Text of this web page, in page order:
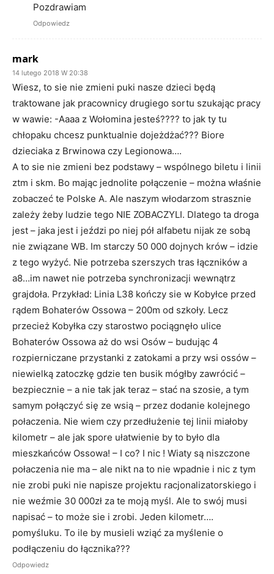
Pozdrawiam
Odpowiedz
mark
14 lutego 2018 W 20:38
Wiesz, to sie nie zmieni puki nasze dzieci będą
traktowane jak pracownicy drugiego sortu szukając pracy
w wawie: -Aaaa z Wołomina jesteś???? to jak ty tu
chłopaku chcesz punktualnie dojeżdżać??? Biore
dzieciaka z Brwinowa czy Legionowa….
A to sie nie zmieni bez podstawy – wspólnego biletu i linii
ztm i skm. Bo mając jednolite połączenie – można właśnie
zobaczeć te Polske A. Ale naszym włodarzom strasznie
zależy żeby ludzie tego NIE ZOBACZYLI. Dlatego ta droga
jest – jaka jest i jeździ po niej pół alfabetu nijak ze sobą
nie związane WB. Im starczy 50 000 dojnych krów – idzie
z tego wyżyć. Nie potrzeba szerszych tras łączników a
a8…im nawet nie potrzeba synchronizacji wewnątrz
grajdoła. Przykład: Linia L38 kończy sie w Kobyłce przed
rądem Bohaterów Ossowa – 200m od szkoły. Lecz
przecież Kobyłka czy starostwo pociągnęło ulice
Bohaterów Ossowa aż do wsi Osów – budując 4
rozpierniczane przystanki z zatokami a przy wsi ossów –
niewielką zatoczkę gdzie ten busik mógłby zawrócić –
bezpiecznie – a nie tak jak teraz – stać na szosie, a tym
samym połączyć się ze wsią – przez dodanie kolejnego
połaczenia. Nie wiem czy przedłużenie tej linii miałoby
kilometr – ale jak spore ułatwienie by to było dla
mieszkańców Ossowa! – I co? I nic ! Wiaty są niszczone
połaczenia nie ma – ale nikt na to nie wpadnie i nic z tym
nie zrobi puki nie napisze projektu racjonalizatorskiego i
nie weźmie 30 000zł za te moją myśl. Ale to swój musi
napisać – to może sie i zrobi. Jeden kilometr….
pomyśluku. To ile by musieli wziąć za myślenie o
podłączeniu do łącznika???
Odpowiedz